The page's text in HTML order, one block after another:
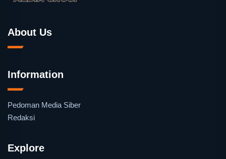
About Us
Information
Pedoman Media Siber
Redaksi
Explore